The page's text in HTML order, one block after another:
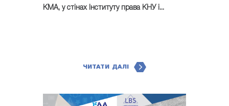
КМА, у стінах Інституту права КНУ і...
ЧИТАТИ ДАЛІ